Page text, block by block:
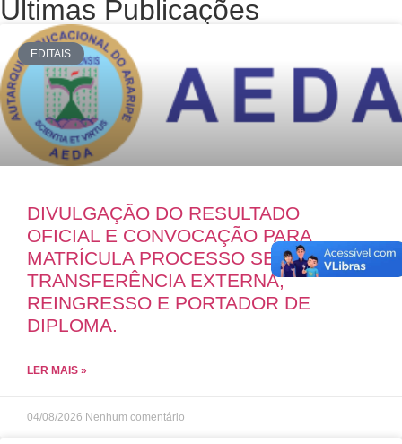
Últimas Publicações
EDITAIS
DIVULGAÇÃO DO RESULTADO
OFICIAL E CONVOCAÇÃO PARA
MATRÍCULA PROCESSO SELETIVO DE
TRANSFERÊNCIA EXTERNA,
REINGRESSO E PORTADOR DE
DIPLOMA.
LER MAIS »
04/08/2026 Nenhum comentário